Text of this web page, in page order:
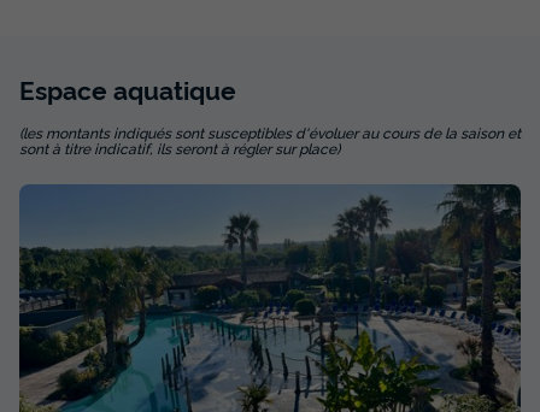
MOBILHOME 6 personnes - Mobile-home
BAIGURA**** 6 personnes
Surface
32m²
Adultes
6
Chambres
3
Salle de bain
1
Voir le plan 2D
Terrasse semi-couverte
Animaux autorisés *
Cafetière Congélateur Réfrigérateur
+ 5
Espace aquatique
(les montants indiqués sont susceptibles d'évoluer au cours de la saison et
sont à titre indicatif, ils seront à régler sur place)